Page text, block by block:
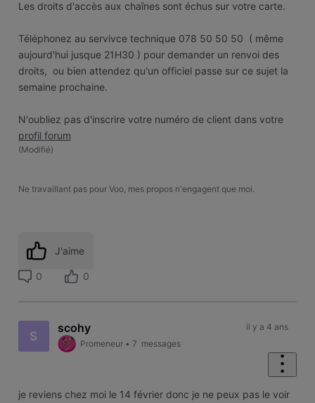
Les droits d'accès aux chaînes sont échus sur votre carte.
Téléphonez au servivce technique 078 50 50 50 ( même
aujourd'hui jusque 21H30 ) pour demander un renvoi des
droits, ou bien attendez qu'un officiel passe sur ce sujet la
semaine prochaine.
N'oubliez pas d'inscrire votre numéro de client dans votre
profil forum
(Modifié)
Ne travaillant pas pour Voo, mes propos n'engagent que moi.
J'aime
0 0
S
scohy
Promeneur • 7 messages
il y a 4 ans
je reviens chez moi le 14 février donc je ne peux pas le voir